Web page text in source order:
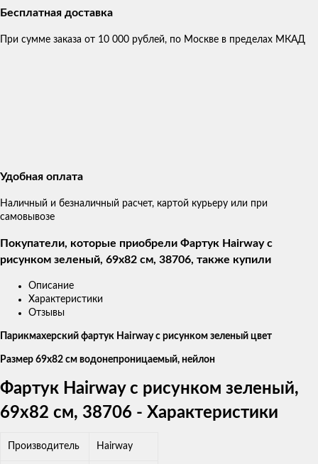
Бесплатная доставка
При сумме заказа от 10 000 рублей, по Москве в пределах МКАД
Удобная оплата
Наличный и безналичный расчет, картой курьеру или при
самовывозе
Покупатели, которые приобрели Фартук Hairway с
рисунком зеленый, 69x82 см, 38706, также купили
Описание
Характеристики
Отзывы
Парикмахерский фартук Hairway с рисунком зеленый цвет
Размер 69x82 см водонепроницаемый, нейлон
Фартук Hairway с рисунком зеленый,
69x82 см, 38706 - Характеристики
Производитель Hairway